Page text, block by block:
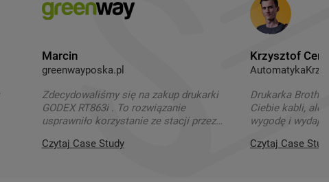
Marcin
greenwayposka.pl
Zdecydowaliśmy się na zakup drukarki
GODEX RT863i . To rozwiązanie
usprawniło korzystanie ze stacji przez
Czytaj Case Study
Krzysztof
Drukarka
Ciebie kabli, ale
wygodę i
Czytaj Case